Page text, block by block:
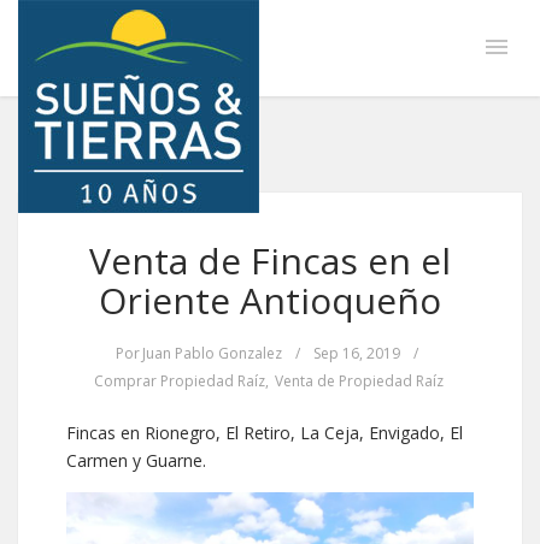
Venta de Fincas en el
Oriente Antioqueño
PorJuan Pablo Gonzalez / Sep 16, 2019
/
Comprar Propiedad Raíz, Venta de Propiedad Raíz
Fincas en Rionegro, El Retiro, La Ceja, Envigado, El
Carmen y Guarne.